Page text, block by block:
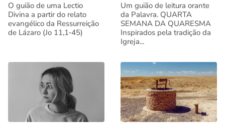
O guião de uma Lectio
Divina a partir do relato
evangélico da Ressurreição
de Lázaro (Jo 11,1‑45)
Um guião de leitura orante
da Palavra. QUARTA
SEMANA DA QUARESMA
Inspirados pela tradição da
Igreja...